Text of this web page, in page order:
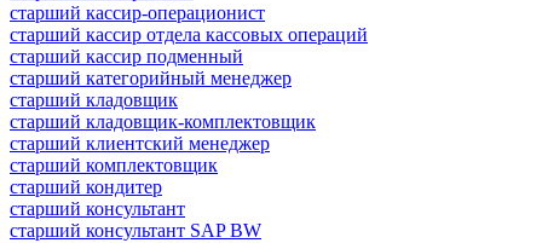
старший кассир-операционист
старший кассир отдела кассовых операций
старший кассир подменный
старший категорийный менеджер
старший кладовщик
старший кладовщик-комплектовщик
старший клиентский менеджер
старший комплектовщик
старший кондитер
старший консультант
старший консультант SAP BW